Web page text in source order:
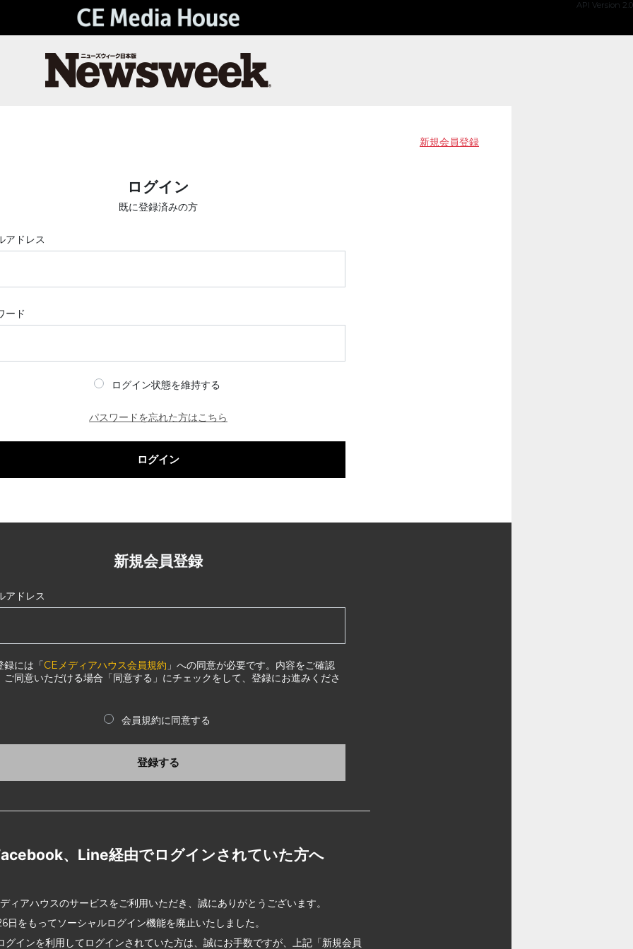
API Version 2.0
新規会員登録
ログイン
既に登録済みの方
アドレス
ード
ログイン状態を維持する
パスワードを忘れた方はこちら
ログイン
新規会員登録
アドレス
録には「CEメディアハウス会員規約 」への同意が必要です。内容をご確認
ご同意いただける場合「同意する」にチェックをして、登録にお進みくださ
会員規約に同意する
登録する
、Line経由でログインされていた方へ
ィアハウスのサービスをご利用いただき、誠にありがとうございます。
日をもってソーシャルログイン機能を廃止いたしました。
グインを利用してログインされていた方は、誠にお手数ですが、上記「新規会員